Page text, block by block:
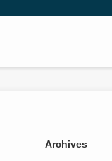
Archives